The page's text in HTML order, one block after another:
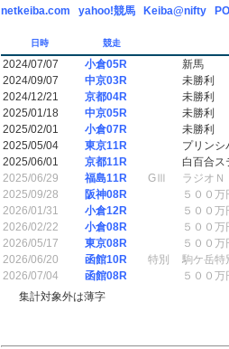
netkeiba.com yahoo!競馬 Keiba@nifty
日時 競走
2024/07/07 小倉05R
新馬
2024/09/07
中京03R
未勝利
2024/12/21
京都04R
未勝利
2025/01/18
中京05R
未勝利
2025/02/01
小倉07R
未勝利
2025/05/04
東京11R
プリンシ
2025/06/01
京都11R
白百合ス
2025/06/29
福島11R GⅢ
ラジオＮ
2025/09/28
阪神08R
５００万
2026/01/31
小倉12R
５００万
2026/02/22
小倉08R
５００万
2026/05/17
東京08R
５００万
2026/06/20
函館10R 特別
駒ケ岳特
2026/07/04
函館08R
５００万
集計対象外は薄字